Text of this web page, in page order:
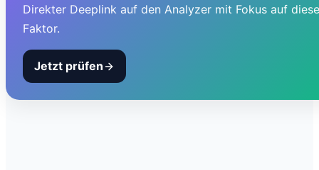
Direkter Deeplink auf den Analyzer mit Fokus auf
Faktor.
Jetzt prüfen